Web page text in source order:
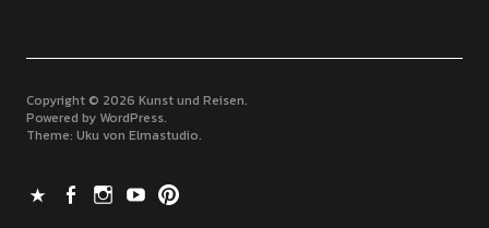
Copyright © 2026 Kunst und Reisen
Powered by WordPress
Theme: Uku von Elmastudio